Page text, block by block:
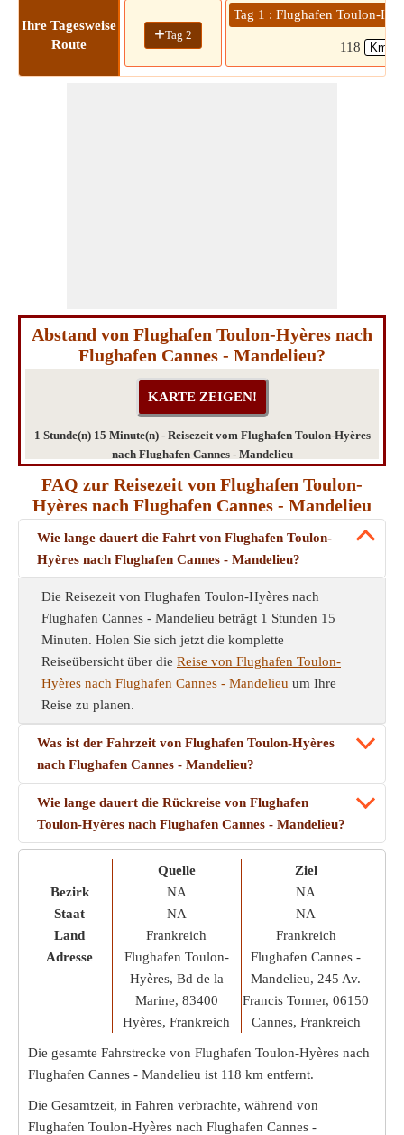
Ihre Tagesweise
Route
+Tag 2
Tag 1 : Flughafen Toulon-
118
Abstand von Flughafen Toulon-Hyères nach
Flughafen Cannes - Mandelieu?
1 Stunde(n) 15 Minute(n) - Reisezeit vom Flughafen Toulon-Hyères
nach Flughafen Cannes - Mandelieu
FAQ zur Reisezeit von Flughafen Toulon-
Hyères nach Flughafen Cannes - Mandelieu
Wie lange dauert die Fahrt von Flughafen Toulon-
Hyères nach Flughafen Cannes - Mandelieu?
Die Reisezeit von Flughafen Toulon-Hyères nach
Flughafen Cannes - Mandelieu beträgt 1 Stunden 15
Minuten. Holen Sie sich jetzt die komplette
Reiseübersicht über die Reise von Flughafen Toulon-
Hyères nach Flughafen Cannes - Mandelieu um Ihre
Reise zu planen.
Was ist der Fahrzeit von Flughafen Toulon-Hyères
nach Flughafen Cannes - Mandelieu?
Wie lange dauert die Rückreise von Flughafen
Toulon-Hyères nach Flughafen Cannes - Mandelieu?
Bezirk
Staat
Land
Adresse
Quelle
NA
NA
Frankreich
Flughafen Toulon-
Hyères, Bd de la
Marine, 83400
Hyères, Frankreich
Ziel
NA
NA
Frankreich
Flughafen Cannes -
Mandelieu, 245 Av.
Francis Tonner, 06150
Cannes, Frankreich
Die gesamte Fahrstrecke von Flughafen Toulon-Hyères nach
Flughafen Cannes - Mandelieu ist 118 km entfernt.
Die Gesamtzeit, in Fahren verbrachte, während von
Flughafen Toulon-Hyères nach Flughafen Cannes -